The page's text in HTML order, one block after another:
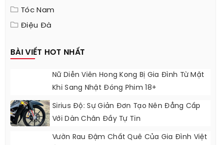
Tóc Nam
Điệu Đà
BÀI VIẾT HOT NHẤT
Nữ Diễn Viên Hong Kong Bị Gia Đình Từ Mặt
Khi Sang Nhật Đóng Phim 18+
Sirius Độ: Sự Giản Đơn Tạo Nên Đẳng Cấp
Với Dàn Chân Đầy Tự Tin
Vườn Rau Đậm Chất Quê Của Gia Đình Việt